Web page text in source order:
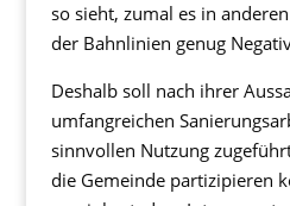
so sieht, zumal es in
der Bahnlinien genug
Deshalb soll nach ihrer
umfangreichen
sinnvollen Nutzung
die Gemeinde partizipieren